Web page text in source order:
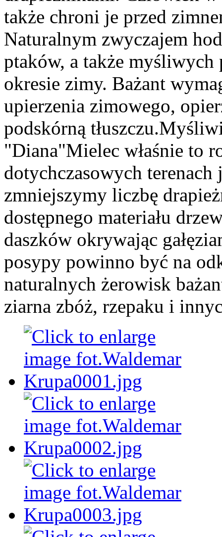
także chroni je przed
Naturalnym zwyczajem
ptaków, a także
okresie zimy. Bażant
upierzenia zimowego,
podskórną
"Diana"Mielec właśnie to
dotychczasowych
zmniejszymy liczbę
dostępnego materiału
daszków okrywając
posypy powinno być na
naturalnych żerowisk
ziarna zbóż, rzepaku i